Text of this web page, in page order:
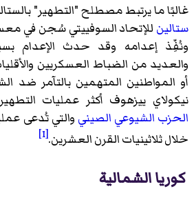
غالبًا ما يرتبط مصطلح "التطهير"
ستالين للإتحاد السوفييتي سُجن في
ونُفِّذ إعدامه وقد حدث الإعدام
والعديد من الضباط العسكريين
أو المواطنين المتهمين بالتآمر ضد
نيكولاي ييزهوف أكثر عمليات
الحزب الشيوعي الصيني والتي تُدعى
خلال ثلاثينيات القرن العشرين.[1]
كوريا الشمالية